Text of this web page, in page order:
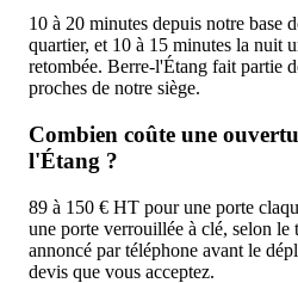
10 à 20 minutes depuis notre base
quartier, et 10 à 15 minutes la nuit
retombée. Berre-l'Étang fait partie
proches de notre siège.
Combien coûte une
l'Étang ?
89 à 150 € HT pour une porte
une porte verrouillée à clé, selon le
annoncé par téléphone avant le
devis que vous acceptez.